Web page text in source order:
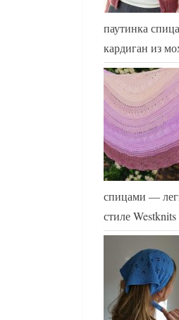
паутинка
кардиган из
спицами —
стиле Westknits